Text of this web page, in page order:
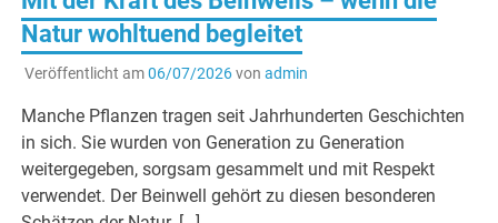
Natur wohltuend begleitet
Veröffentlicht am06/07/2026von admin
Manche Pflanzen tragen seit Jahrhunderten Geschichten
in sich. Sie wurden von Generation zu Generation
weitergegeben, sorgsam gesammelt und mit Respekt
verwendet. Der Beinwell gehört zu diesen besonderen